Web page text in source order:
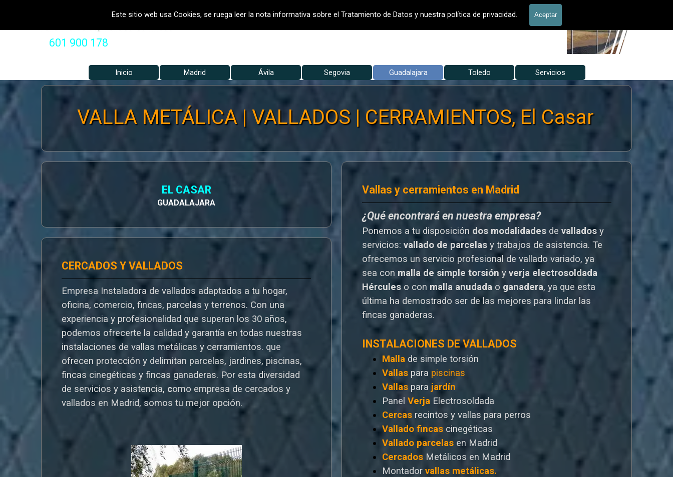
Este sitio web usa Cookies, se ruega leer la nota informativa sobre el Tratamiento de Datos y nuestra política de privacidad. Aceptar
VALLADOS METALICOS MADRID - VALLADO DE FINCAS
601 900 178
Saltar menú
Inicio Madrid ▼
Ávila ▼
Segovia ▼
Guadalajara ▼
Toledo ▼
Servicios
VALLA METÁLICA | VALLADOS | CERRAMIENTOS, El Casar
EL CASAR
GUADALAJARA
CERCADOS Y VALLADOS
Empresa Instaladora de vallados adaptados a tu hogar,
oficina, comercio, fincas, parcelas y terrenos. Con una
experiencia y profesionalidad que superan los 30 años,
podemos ofrecerte la calidad y garantía en todas nuestras
instalaciones de vallas metálicas y cerramientos. que
ofrecen protección y delimitan parcelas, jardines, piscinas,
fincas cinegéticas y fincas ganaderas. Por esta diversidad
de servicios y asistencia, como empresa de cercados y
vallados en Madrid, somos tu mejor opción.
Vallas y cerramientos en Madrid
¿Qué encontrará en nuestra empresa?
Ponemos a tu disposición dos modalidades de vallados y
servicios: vallado de parcelas y trabajos de asistencia. Te
ofrecemos un servicio profesional de vallado variado, ya
sea con malla de simple torsión y verja electrosoldada
Hércules o con malla anudada o ganadera, ya que esta
última ha demostrado ser de las mejores para lindar las
fincas ganaderas.
INSTALACIONES DE VALLADOS
Malla de simple torsión
Vallas para piscinas
Vallas para jardín
Panel Verja Electrosoldada
Cercas recintos y vallas para perros
Vallado fincas cinegéticas
Vallado parcelas en Madrid
Cercados Metálicos en Madrid
Montador vallas metálicas.